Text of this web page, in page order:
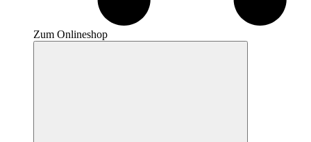
Zum Onlineshop